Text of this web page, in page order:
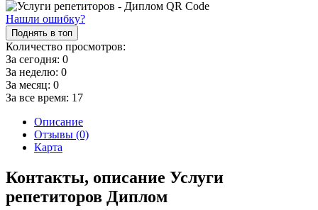
Нашли ошибку?
Поднять в топ
Количество просмотров:
За сегодня: 0
За неделю: 0
За месяц: 0
За все время: 17
Описание
Отзывы (0)
Карта
Контакты, описание Услуги
репетиторов Диплом